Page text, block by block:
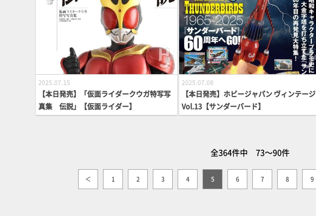
2025.07.15
【本日発売】「仮面ライダークウガ特写写
真集 伝説」【仮面ライダー】
2025.07.08
【本日発売】ホビージャパン ヴィンテージ
Vol.13【サンダーバード】
全364件中 73～90件
＜ 1 2 3 4 5 6 7 8 9